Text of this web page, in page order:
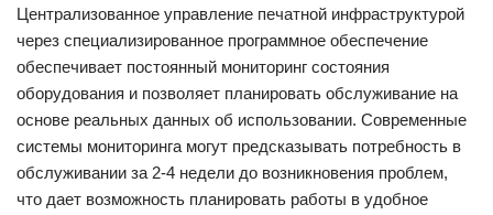
Централизованное управление печатной инфраструктурой
через специализированное программное обеспечение
обеспечивает постоянный мониторинг состояния
оборудования и позволяет планировать обслуживание на
основе реальных данных об использовании. Современные
системы мониторинга могут предсказывать потребность в
обслуживании за 2-4 недели до возникновения проблем,
что дает возможность планировать работы в удобное